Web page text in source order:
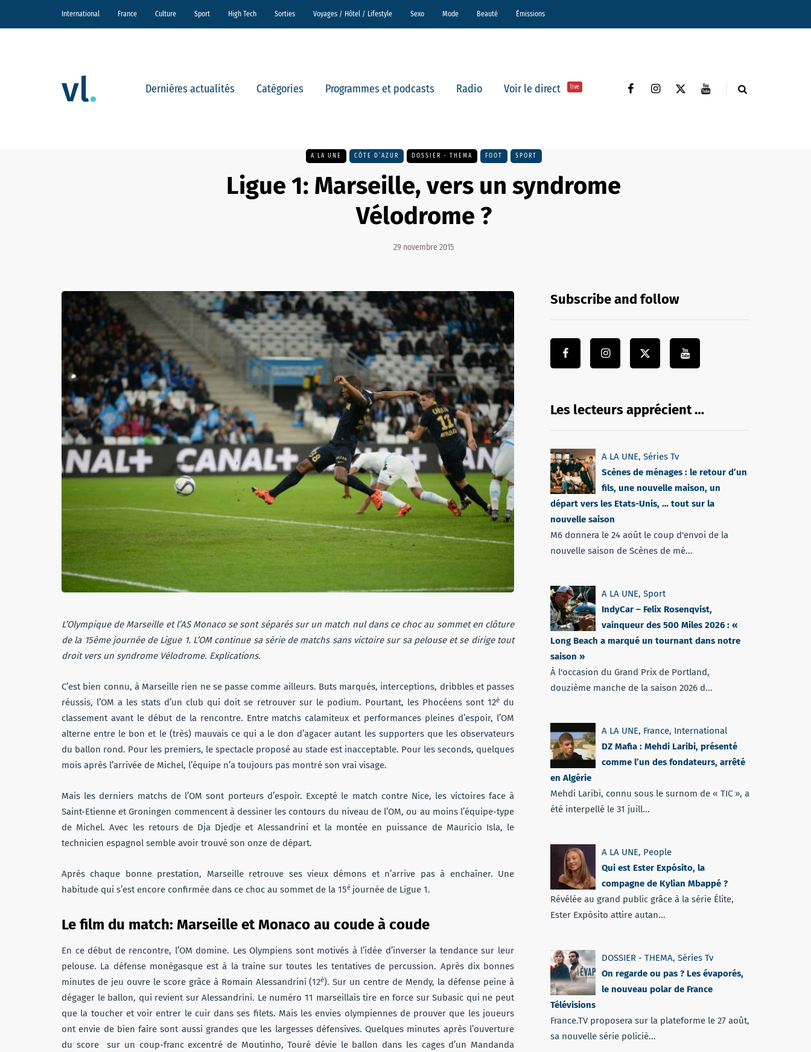
International France Culture Sport High Tech Sorties Voyages / Hôtel / Lifestyle Sexo Mode Beauté Émissions
Dernières actualités Catégories Programmes et podcasts Radio Voir le direct live
A LA UNE CÔTE D’AZUR DOSSIER - THEMA FOOT SPORT
Ligue 1: Marseille, vers un syndrome
Vélodrome ?
29 novembre 2015
L’Olympique de Marseille et l’AS Monaco se sont séparés sur un match nul dans ce choc au sommet en clôture
de la 15ème journée de Ligue 1. L’OM continue sa série de matchs sans victoire sur sa pelouse et se dirige tout
droit vers un syndrome Vélodrome. Explications.
C’est bien connu, à Marseille rien ne se passe comme ailleurs. Buts marqués, interceptions, dribbles et passes
réussis, l’OM a les stats d’un club qui doit se retrouver sur le podium. Pourtant, les Phocéens sont 12èdu
classement avant le début de la rencontre. Entre matchs calamiteux et performances pleines d’espoir, l’OM
alterne entre le bon et le (très) mauvais ce qui a le don d’agacer autant les supporters que les observateurs
du ballon rond. Pour les premiers, le spectacle proposé au stade est inacceptable. Pour les seconds, quelques
mois après l’arrivée de Michel, l’équipe n’a toujours pas montré son vrai visage.
Mais les derniers matchs de l’OM sont porteurs d’espoir. Excepté le match contre Nice, les victoires face à
Saint-Etienne et Groningen commencent à dessiner les contours du niveau de l’OM, ou au moins l’équipe-type
de Michel. Avec les retours de Dja Djedje et Alessandrini et la montée en puissance de Mauricio Isla, le
technicien espagnol semble avoir trouvé son onze de départ.
Après chaque bonne prestation, Marseille retrouve ses vieux démons et n’arrive pas à enchaîner. Une
habitude qui s’est encore confirmée dans ce choc au sommet de la 15è journée de Ligue 1.
Le film du match: Marseille et Monaco au coude à coude
En ce début de rencontre, l’OM domine. Les Olympiens sont motivés à l’idée d’inverser la tendance sur leur
pelouse. La défense monégasque est à la traine sur toutes les tentatives de percussion. Après dix bonnes
minutes de jeu ouvre le score grâce à Romain Alessandrini (12è). Sur un centre de Mendy, la défense peine à
dégager le ballon, qui revient sur Alessandrini. Le numéro 11 marseillais tire en force sur Subasic qui ne peut
que la toucher et voir entrer le cuir dans ses filets. Mais les envies olympiennes de prouver que les joueurs
ont envie de bien faire sont aussi grandes que les largesses défensives. Quelques minutes après l’ouverture
du score sur un coup-franc excentré de Moutinho, Touré dévie le ballon dans les cages d’un Mandanda
Subscribe and follow
Les lecteurs apprécient …
A LA UNE, Séries Tv
Scènes de ménages : le retour d’un
fils, une nouvelle maison, un
départ vers les Etats-Unis, … tout sur la
nouvelle saison
M6 donnera le 24 août le coup d'envoi de la
nouvelle saison de Scènes de mé...
A LA UNE, Sport
IndyCar – Felix Rosenqvist,
vainqueur des 500 Miles 2026 : «
Long Beach a marqué un tournant dans notre
saison »
À l'occasion du Grand Prix de Portland,
douzième manche de la saison 2026 d...
A LA UNE, France, International
DZ Mafia : Mehdi Laribi, présenté
comme l’un des fondateurs, arrêté
en Algérie
Mehdi Laribi, connu sous le surnom de « TIC », a
été interpellé le 31 juill...
A LA UNE, People
Qui est Ester Expósito, la
compagne de Kylian Mbappé ?
Révélée au grand public grâce à la série Élite,
Ester Expósito attire autan...
DOSSIER - THEMA, Séries Tv
On regarde ou pas ? Les évaporés,
le nouveau polar de France
Télévisions
France.TV proposera sur la plateforme le 27 août,
sa nouvelle série policiè...